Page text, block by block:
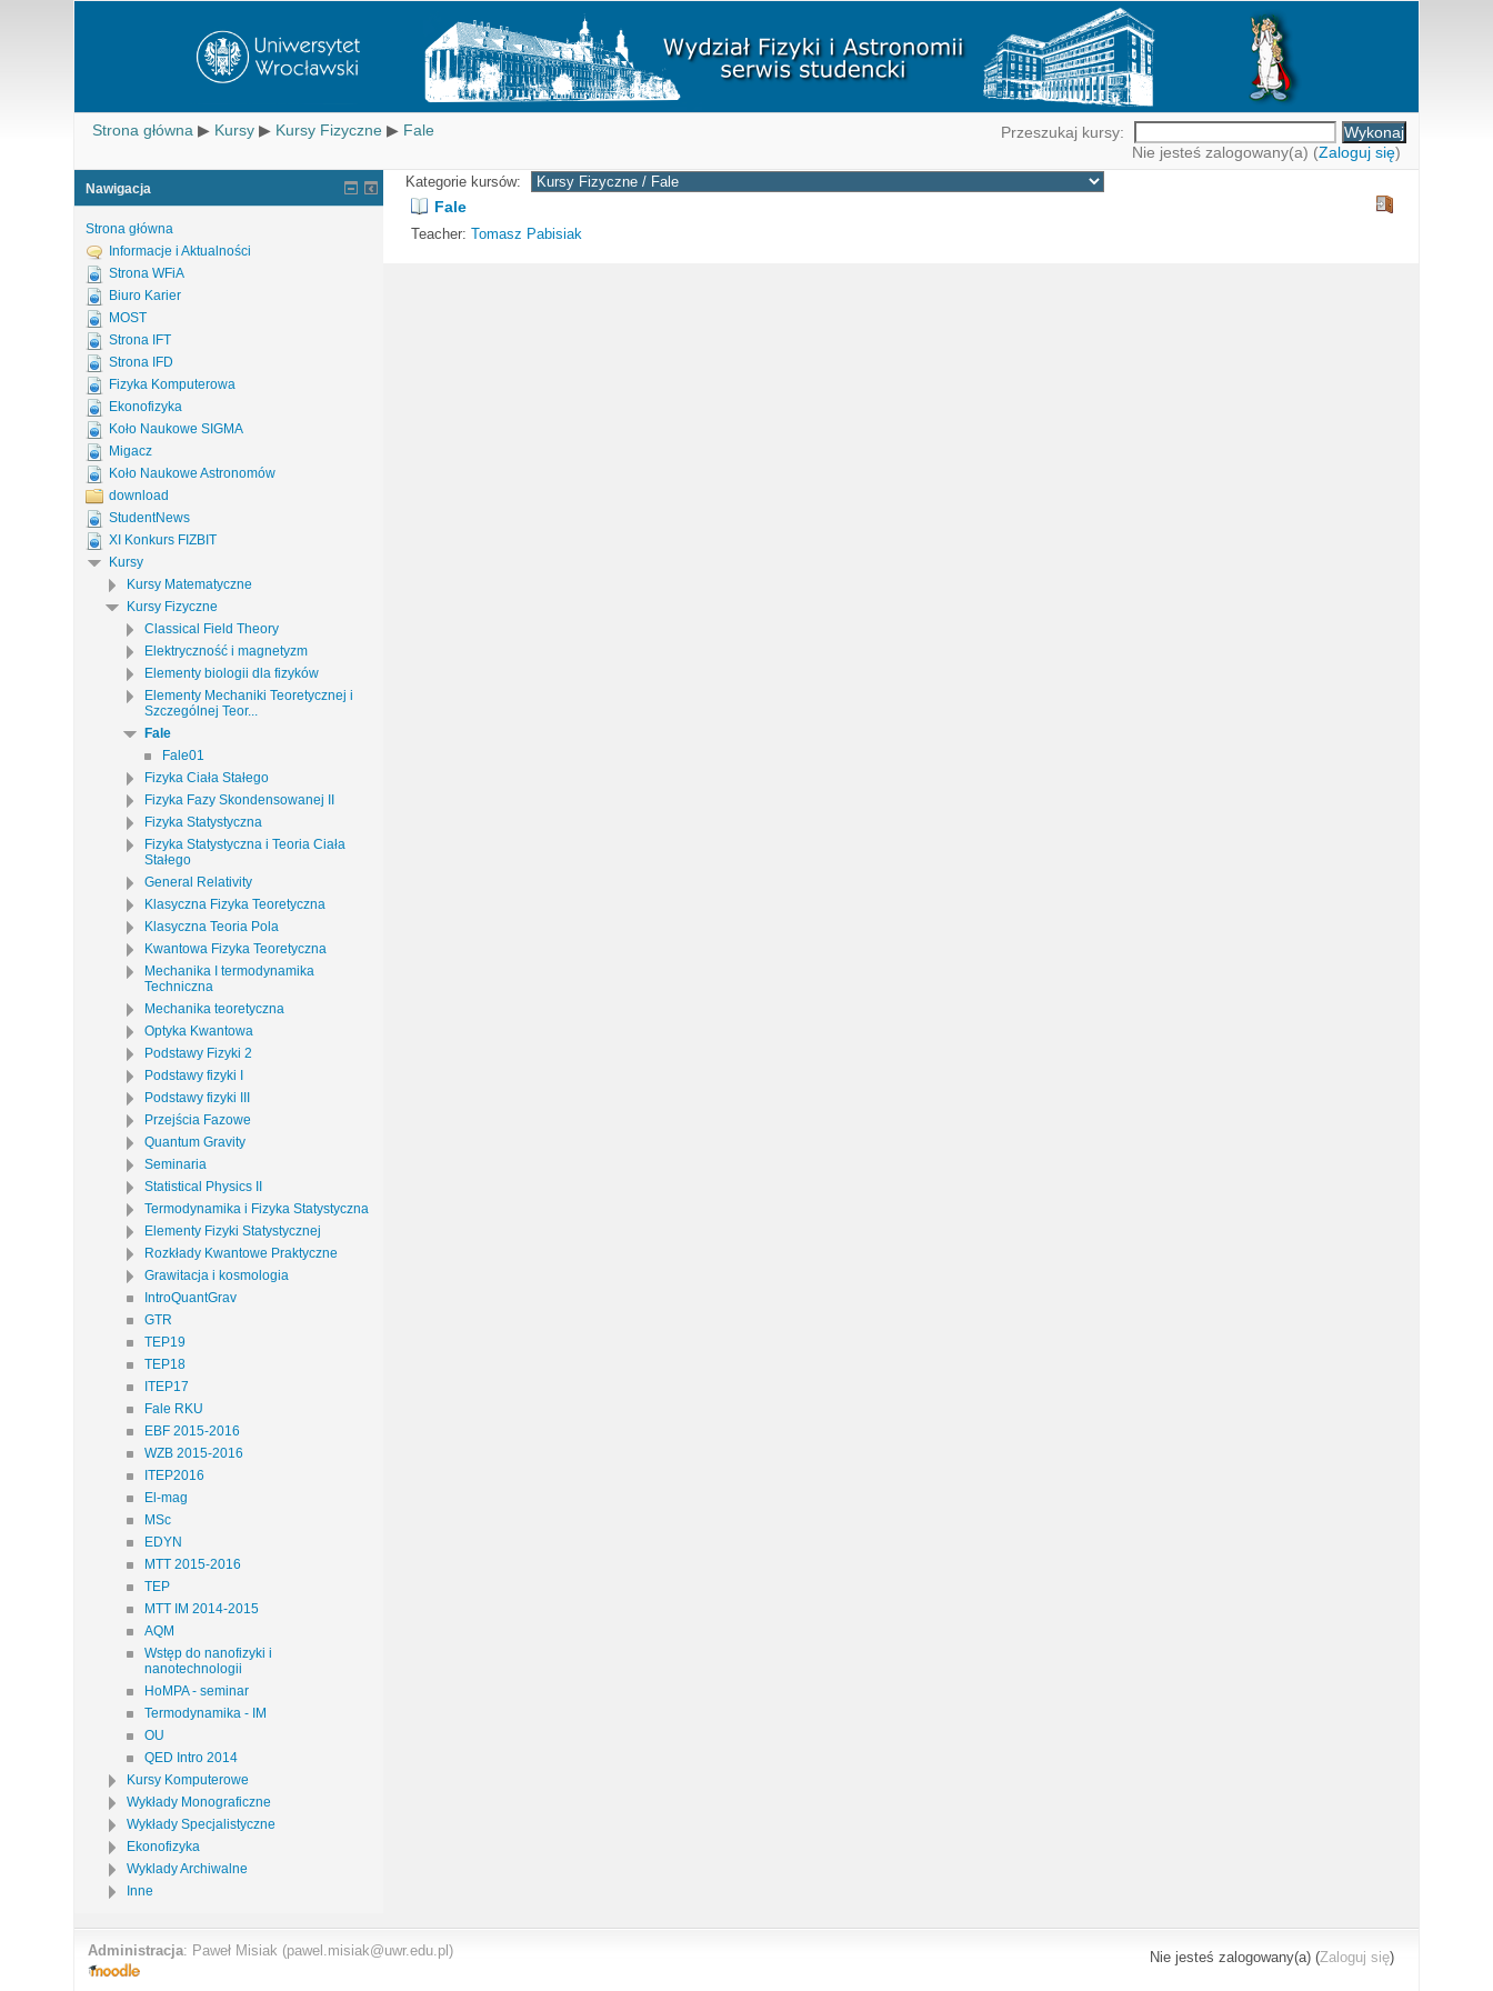
Strona główna ▶ Kursy ▶ Kursy Fizyczne ▶ Fale
Przeszukaj kursy:
Nie jesteś zalogowany(a) (Zaloguj się)
Kategorie kursów:
Fale
Teacher:Tomasz Pabisiak
Nawigacja
Strona główna
Informacje i Aktualności
Strona WFiA
Biuro Karier
MOST
Strona IFT
Strona IFD
Fizyka Komputerowa
Ekonofizyka
Koło Naukowe SIGMA
Migacz
Koło Naukowe Astronomów
download
StudentNews
XI Konkurs FIZBIT
Kursy
Kursy Matematyczne
Kursy Fizyczne
Classical Field Theory
Elektryczność i magnetyzm
Elementy biologii dla fizyków
Elementy Mechaniki Teoretycznej i
Szczególnej Teor...
Fale
Fale01
Fizyka Ciała Stałego
Fizyka Fazy Skondensowanej II
Fizyka Statystyczna
Fizyka Statystyczna i Teoria Ciała
Stałego
General Relativity
Klasyczna Fizyka Teoretyczna
Klasyczna Teoria Pola
Kwantowa Fizyka Teoretyczna
Mechanika I termodynamika
Techniczna
Mechanika teoretyczna
Optyka Kwantowa
Podstawy Fizyki 2
Podstawy fizyki I
Podstawy fizyki III
Przejścia Fazowe
Quantum Gravity
Seminaria
Statistical Physics II
Termodynamika i Fizyka Statystyczna
Elementy Fizyki Statystycznej
Rozkłady Kwantowe Praktyczne
Grawitacja i kosmologia
IntroQuantGrav
GTR
TEP19
TEP18
ITEP17
Fale RKU
EBF 2015-2016
WZB 2015-2016
ITEP2016
El-mag
MSc
EDYN
MTT 2015-2016
TEP
MTT IM 2014-2015
AQM
Wstęp do nanofizyki i
nanotechnologii
HoMPA - seminar
Termodynamika - IM
OU
QED Intro 2014
Kursy Komputerowe
Wykłady Monograficzne
Wykłady Specjalistyczne
Ekonofizyka
Wyklady Archiwalne
Inne
Administracja: Paweł Misiak (pawel.misiak@uwr.edu.pl) Nie jesteś zalogowany(a) (Zaloguj się)